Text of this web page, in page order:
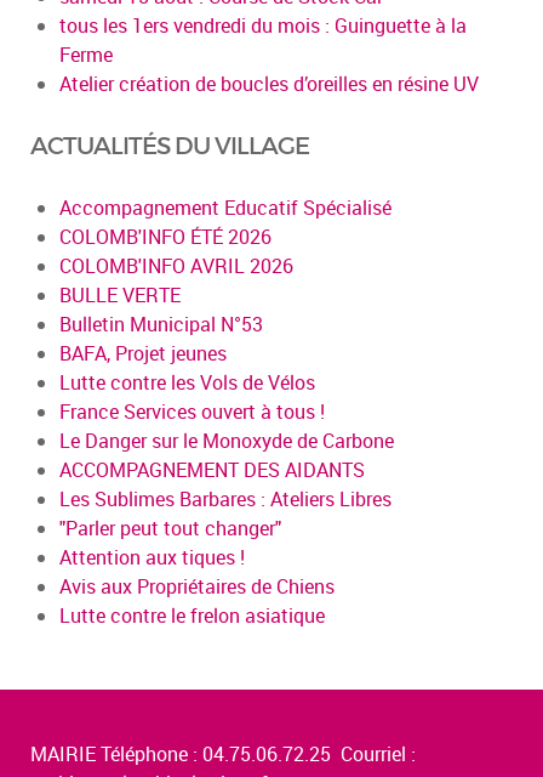
tous les 1ers vendredi du mois : Guinguette à la
Ferme
Atelier création de boucles d’oreilles en résine UV
ACTUALITÉS DU VILLAGE
Accompagnement Educatif Spécialisé
COLOMB'INFO ÉTÉ 2026
COLOMB'INFO AVRIL 2026
BULLE VERTE
Bulletin Municipal N°53
BAFA, Projet jeunes
Lutte contre les Vols de Vélos
France Services ouvert à tous !
Le Danger sur le Monoxyde de Carbone
ACCOMPAGNEMENT DES AIDANTS
Les Sublimes Barbares : Ateliers Libres
"Parler peut tout changer"
Attention aux tiques !
Avis aux Propriétaires de Chiens
Lutte contre le frelon asiatique
MAIRIE Téléphone : 04.75.06.72.25 Courriel :